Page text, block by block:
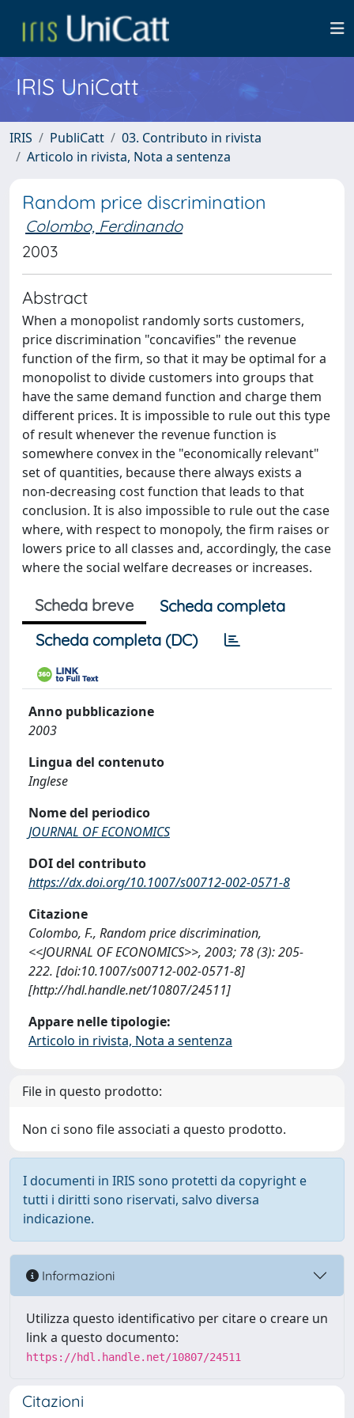
IRIS UniCatt
IRIS PubliCatt
03. Contributo in rivista
Articolo in rivista, Nota a sentenza
Random price discrimination
Colombo, Ferdinando
2003
Abstract
When a monopolist randomly sorts customers,
price discrimination "concavifies" the revenue
function of the firm, so that it may be optimal for a
monopolist to divide customers into groups that
have the same demand function and charge them
different prices. It is impossible to rule out this type
of result whenever the revenue function is
somewhere convex in the "economically relevant"
set of quantities, because there always exists a
non-decreasing cost function that leads to that
conclusion. It is also impossible to rule out the case
where, with respect to monopoly, the firm raises or
lowers price to all classes and, accordingly, the case
where the social welfare decreases or increases.
Scheda breve
Scheda completa
Scheda completa (DC)
Anno pubblicazione
2003
Lingua del contenuto
Inglese
Nome del periodico
JOURNAL OF ECONOMICS
DOI del contributo
https://dx.doi.org/10.1007/s00712-002-0571-8
Citazione
Colombo, F., Random price discrimination,
<<JOURNAL OF ECONOMICS>>, 2003; 78 (3): 205-
222. [doi:10.1007/s00712-002-0571-8]
[http://hdl.handle.net/10807/24511]
Appare nelle tipologie:
Articolo in rivista, Nota a sentenza
File in questo prodotto:
Non ci sono file associati a questo prodotto.
I documenti in IRIS sono protetti da copyright e
tutti i diritti sono riservati, salvo diversa
indicazione.
Informazioni
Utilizza questo identificativo per citare o creare un
link a questo documento:
https://hdl.handle.net/10807/24511
Citazioni